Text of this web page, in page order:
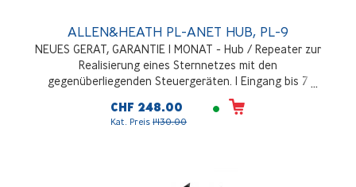
ALLEN&HEATH PL-ANET HUB, PL-9
NEUES GERAT, GARANTIE 1 MONAT - Hub / Repeater zur
Realisierung eines Sternnetzes mit den
gegenüberliegenden Steuergeräten. 1 Eingang bis 7
Ausgänge in RJ 45. 1U 19" Rack-Format. Universalnetzteil
100 / 240 V, 50 / 60 Hz integriert. PL-Anet
CHF 248.00
Kat. Preis 1'130.00